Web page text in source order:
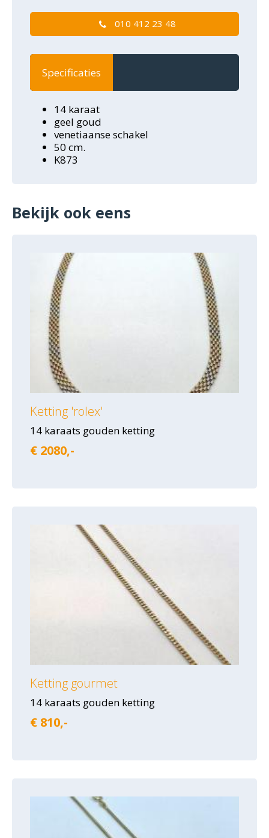
010 412 23 48
Specificaties
14 karaat
geel goud
venetiaanse schakel
50 cm.
K873
Bekijk ook eens
Ketting 'rolex'
14 karaats gouden ketting
€ 2080,-
Ketting gourmet
14 karaats gouden ketting
€ 810,-